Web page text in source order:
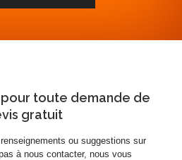
toute demande de
gratuit
ou suggestions sur
à nous contacter, nous vous